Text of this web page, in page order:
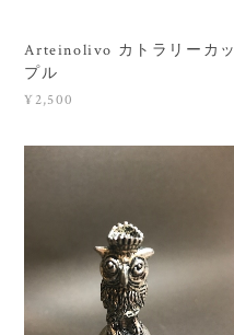
Arteinolivo カトラリーカッ
プル
¥2,500